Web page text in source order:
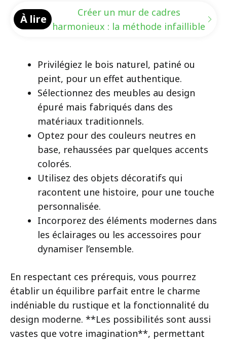
À lire
Créer un mur de cadres
harmonieux : la méthode infaillible
Privilégiez le bois naturel, patiné ou
peint, pour un effet authentique.
Sélectionnez des meubles au design
épuré mais fabriqués dans des
matériaux traditionnels.
Optez pour des couleurs neutres en
base, rehaussées par quelques accents
colorés.
Utilisez des objets décoratifs qui
racontent une histoire, pour une touche
personnalisée.
Incorporez des éléments modernes dans
les éclairages ou les accessoires pour
dynamiser l’ensemble.
En respectant ces prérequis, vous pourrez
établir un équilibre parfait entre le charme
indéniable du rustique et la fonctionnalité du
design moderne. **Les possibilités sont aussi
vastes que votre imagination**, permettant